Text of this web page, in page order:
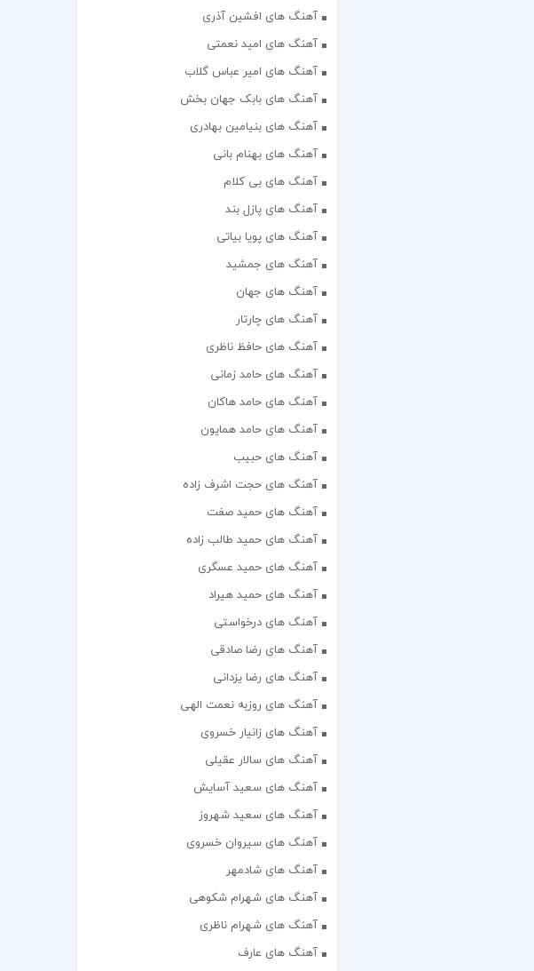
آهنگ های افشین آذری
آهنگ های امید نعمتی
آهنگ های امیر عباس گلاب
آهنگ های بابک جهان بخش
آهنگ های بنیامین بهادری
آهنگ های بهنام بانی
آهنگ های بی کلام
آهنگ های پازل بند
آهنگ های پویا بیاتی
آهنگ های جمشید
آهنگ های جهان
آهنگ های چارتار
آهنگ های حافظ ناظری
آهنگ های حامد زمانی
آهنگ های حامد هاکان
آهنگ های حامد همایون
آهنگ های حبیب
آهنگ های حجت اشرف زاده
آهنگ های حمید صفت
آهنگ های حمید طالب زاده
آهنگ های حمید عسگری
آهنگ های حمید هیراد
آهنگ های درخواستی
آهنگ های رضا صادقی
آهنگ های رضا یزدانی
آهنگ های روزبه نعمت الهی
آهنگ های زانیار خسروی
آهنگ های سالار عقیلی
آهنگ های سعید آسایش
آهنگ های سعید شهروز
آهنگ های سیروان خسروی
آهنگ های شادمهر
آهنگ های شهرام شکوهی
آهنگ های شهرام ناظری
آهنگ های عارف